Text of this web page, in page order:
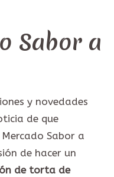
Sabor a
y novedades
de que
Sabor a
de hacer un
de torta de